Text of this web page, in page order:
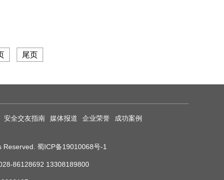
尾页
安全交友指南 媒体报道 企业荣誉 成功案例
蜀ICP备19010068号-1
86128692 13308189800